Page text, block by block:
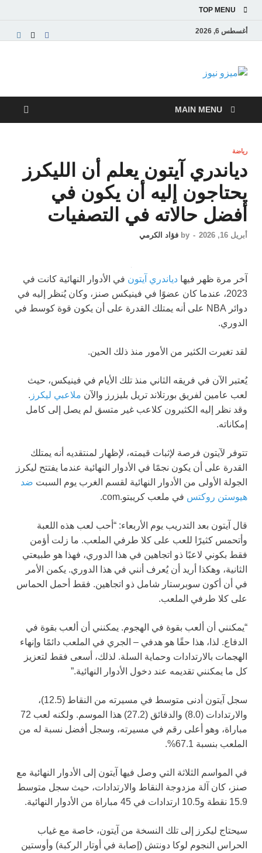
TOP MENU
أغسطس 6, 2026
ميزو نيوز
والاقتصادية
MAIN MENU
رياضة
دياندري آيتون يعلم أن الليكرز
يحتاجون إليه أن يكون في
أفضل حالاته في التصفيات
أبريل 16, 2026 -
by فؤاد الكرمي
آخر مرة ظهر فيها دياندري آيتون في الأدوار النهائية كانت في
2023، عندما كان عضوًا في فينيكس صنز، وكان يُنظر إليه في
دوائر NBA على أنه يمتلك القدرة على أن يكون قوة كوسط في
الدوري.
لقد تغيرت الكثير من الأمور منذ ذلك الحين.
يُعتبر الآن في فريقه الثاني منذ تلك الأيام في فينيكس، حيث
لعب عامين لفريق بورتلاند تريل بليزرز والآن ملاعبي ليكرز .
وقد نظر إليه الكثيرون كلاعب غير متسق لم يصل إلى كامل
إمكاناته.
تتوفر لآيتون فرصة لإثبات قيمته، لإظهار لمنتقديه أنه يمتلك
القدرة على أن يكون نجمًا في الأدوار النهائية عندما يفتتح ليكرز
الجولة الأولى من الأدوار النهائية لقسم الغرب يوم السبت ضد
هيوستن روكتس في ملعب كريبتو.com.
قال آيتون بعد التدريب يوم الأربعاء: “أحب لعب هذه اللعبة
وأتحمس كثيرًا للعب على كلا طرفي الملعب. ما زلت أؤمن
فقط بكوني لاعبًا ذو اتجاهين في هذا الدوري، فهذا هو طبيعتي
الثانية، وهكذا أريد أن يُعرف أنني في هذا الدوري. يكمن الأمر
في أن أكون سوبرستار شامل ذو اتجاهين. فقط أحمل الحماس
على كلا طرفي الملعب.
“يمكنني أن ألعب بقوة في الهجوم. يمكنني أن ألعب بقوة في
الدفاع. لذا، هذا حقًا هو هدفي – الجري في الملعب دائمًا وإنهاء
الهجمات بالارتدادات وحماية السلة. لذلك، أسعى فقط لتعزيز
كل ما يمكنني تقديمه عند دخول الأدوار النهائية.”
سجل آيتون أدنى متوسط في مسيرته من النقاط (12.5)،
والارتدادات (8.0) والدقائق (27.2) هذا الموسم. ولكنه لعب 72
مباراة، وهو أعلى رقم في مسيرته، وسجل أفضل نسبة له من
الملعب بنسبة 67.1%.
في المواسم الثلاثة التي وصل فيها آيتون إلى الأدوار النهائية مع
صنز، كان آلة مزدوجة النقاط والارتدادات، حيث سجل متوسط
15.9 نقطة و10.5 ارتدادات في 45 مباراة من الأدوار النهائية.
سيحتاج ليكرز إلى تلك النسخة من آيتون، خاصة مع غياب
الحراس النجوم لوكا دونتش (إصابة في أوتار الركبة) وأوستين